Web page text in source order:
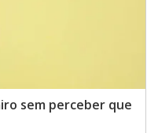
sem perceber que